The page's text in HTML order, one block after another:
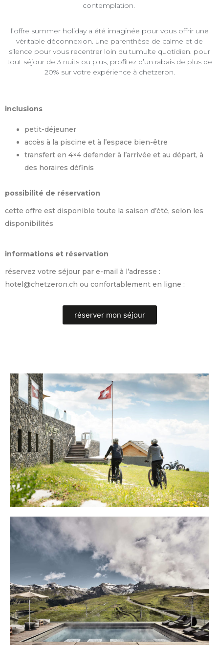
contemplation.
l’offre summer holiday a été imaginée pour vous offrir une
véritable déconnexion. une parenthèse de calme et de
silence pour vous recentrer loin du tumulte quotidien. pour
tout séjour de 3 nuits ou plus, profitez d’un rabais de plus de
20% sur votre expérience à chetzeron.
inclusions
petit-déjeuner
accès à la piscine et à l’espace bien-être
transfert en 4×4 defender à l’arrivée et au départ, à
des horaires définis
possibilité de réservation
cette offre est disponible toute la saison d’été, selon les
disponibilités
informations et réservation
réservez votre séjour par e-mail à l’adresse :
hotel@chetzeron.ch ou confortablement en ligne :
réserver mon séjour